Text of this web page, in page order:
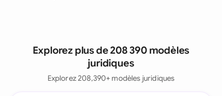
Explorez plus de 208 390 modèles
juridiques
Explorez 208,390+ modèles juridiques